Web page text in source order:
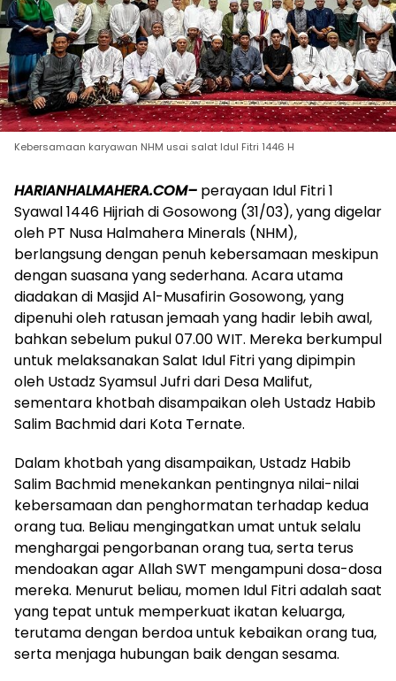
Kebersamaan karyawan NHM usai salat Idul Fitri 1446 H
HARIANHALMAHERA.COM– perayaan Idul Fitri 1
Syawal 1446 Hijriah di Gosowong (31/03), yang digelar
oleh PT Nusa Halmahera Minerals (NHM),
berlangsung dengan penuh kebersamaan meskipun
dengan suasana yang sederhana. Acara utama
diadakan di Masjid Al-Musafirin Gosowong, yang
dipenuhi oleh ratusan jemaah yang hadir lebih awal,
bahkan sebelum pukul 07.00 WIT. Mereka berkumpul
untuk melaksanakan Salat Idul Fitri yang dipimpin
oleh Ustadz Syamsul Jufri dari Desa Malifut,
sementara khotbah disampaikan oleh Ustadz Habib
Salim Bachmid dari Kota Ternate.
Dalam khotbah yang disampaikan, Ustadz Habib
Salim Bachmid menekankan pentingnya nilai-nilai
kebersamaan dan penghormatan terhadap kedua
orang tua. Beliau mengingatkan umat untuk selalu
menghargai pengorbanan orang tua, serta terus
mendoakan agar Allah SWT mengampuni dosa-dosa
mereka. Menurut beliau, momen Idul Fitri adalah saat
yang tepat untuk memperkuat ikatan keluarga,
terutama dengan berdoa untuk kebaikan orang tua,
serta menjaga hubungan baik dengan sesama.